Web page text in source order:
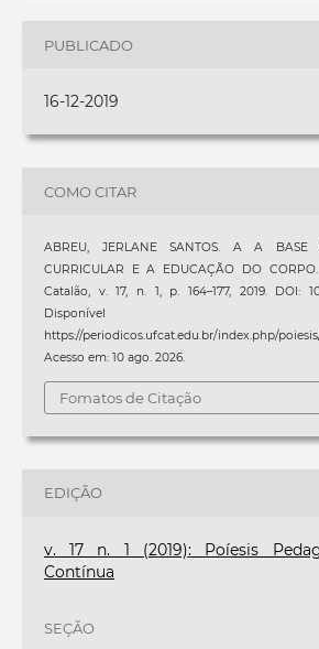
PUBLICADO
16-12-2019
COMO CITAR
ABREU, JERLANE SANTOS. A A BASE
CURRICULAR E A EDUCAÇÃO DO CORPO.
Catalão, v. 17, n. 1, p. 164–177, 2019. DOI:
https://periodicos.ufcat.edu.br/index.php/
Acesso em: 10 ago. 2026.
Fomatos de Citação
EDIÇÃO
v. 17 n. 1 (2019): Poíesis
Contínua
SEÇÃO